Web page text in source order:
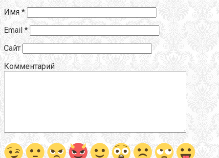
Имя *
Email *
Сайт
Комментарий